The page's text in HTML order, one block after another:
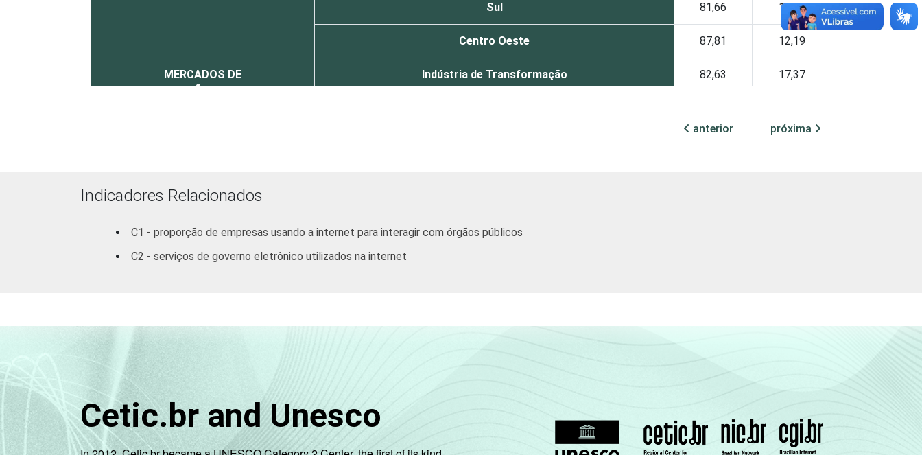
Sul 81,66 18,34
Centro Oeste 87,81 12,19
MERCADOS DE
Indústria de Transformação 82,63 17,37
grupos 55.1, 55.2, 92.1 e 92.2. Respostas referentes aos últimos doze meses.
Fonte: NIC.br - Ago/Nov 2006.
anterior próxima
Indicadores Relacionados
C1 - proporção de empresas usando a internet para interagir com órgãos públicos
C2 - serviços de governo eletrônico utilizados na internet
Cetic.br and Unesco